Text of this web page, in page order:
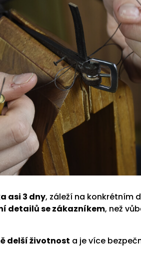
asi 3 dny, záleží na konkrétním
detailů se zákazníkem, než
delší životnost a je více